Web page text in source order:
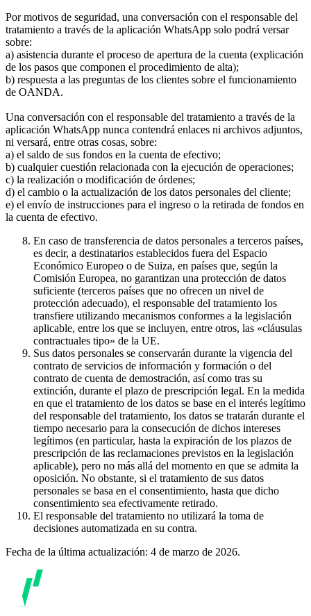
Por motivos de seguridad, una conversación con el responsable del
tratamiento a través de la aplicación WhatsApp solo podrá versar
sobre:
a) asistencia durante el proceso de apertura de la cuenta (explicación
de los pasos que componen el procedimiento de alta);
b) respuesta a las preguntas de los clientes sobre el funcionamiento
de OANDA.
Una conversación con el responsable del tratamiento a través de la
aplicación WhatsApp nunca contendrá enlaces ni archivos adjuntos,
ni versará, entre otras cosas, sobre:
a) el saldo de sus fondos en la cuenta de efectivo;
b) cualquier cuestión relacionada con la ejecución de operaciones;
c) la realización o modificación de órdenes;
d) el cambio o la actualización de los datos personales del cliente;
e) el envío de instrucciones para el ingreso o la retirada de fondos en
la cuenta de efectivo.
En caso de transferencia de datos personales a terceros países,
es decir, a destinatarios establecidos fuera del Espacio
Económico Europeo o de Suiza, en países que, según la
Comisión Europea, no garantizan una protección de datos
suficiente (terceros países que no ofrecen un nivel de
protección adecuado), el responsable del tratamiento los
transfiere utilizando mecanismos conformes a la legislación
aplicable, entre los que se incluyen, entre otros, las «cláusulas
contractuales tipo» de la UE.
Sus datos personales se conservarán durante la vigencia del
contrato de servicios de información y formación o del
contrato de cuenta de demostración, así como tras su
extinción, durante el plazo de prescripción legal. En la medida
en que el tratamiento de los datos se base en el interés legítimo
del responsable del tratamiento, los datos se tratarán durante el
tiempo necesario para la consecución de dichos intereses
legítimos (en particular, hasta la expiración de los plazos de
prescripción de las reclamaciones previstos en la legislación
aplicable), pero no más allá del momento en que se admita la
oposición. No obstante, si el tratamiento de sus datos
personales se basa en el consentimiento, hasta que dicho
consentimiento sea efectivamente retirado.
El responsable del tratamiento no utilizará la toma de
decisiones automatizada en su contra.
Fecha de la última actualización: 4 de marzo de 2026.